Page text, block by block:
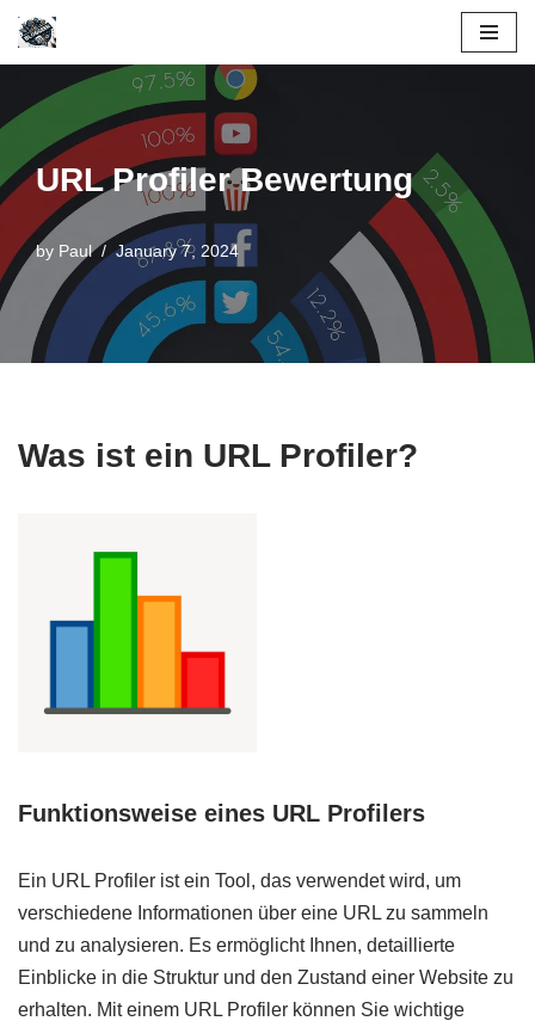
Skip
content
URL Profiler Bewertung
by Paul January 7, 2024
Was ist ein URL Profiler?
Funktionsweise eines URL Profilers
Ein URL Profiler ist ein Tool, das verwendet wird, um
verschiedene Informationen über eine URL zu sammeln
und zu analysieren. Es ermöglicht Ihnen, detaillierte
Einblicke in die Struktur und den Zustand einer Website zu
erhalten. Mit einem URL Profiler können Sie wichtige